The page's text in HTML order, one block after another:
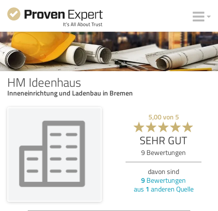
HM Ideenhaus
Inneneinrichtung und Ladenbau in Bremen
5,00von 5
SEHR GUT
9 Bewertungen
davon sind
9 Bewertungen
aus 1 anderen Quelle